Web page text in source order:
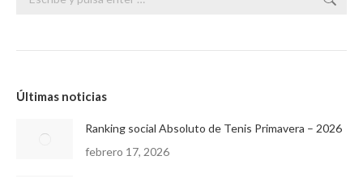
Últimas noticias
Ranking social Absoluto de Tenis Primavera – 2026
febrero 17, 2026